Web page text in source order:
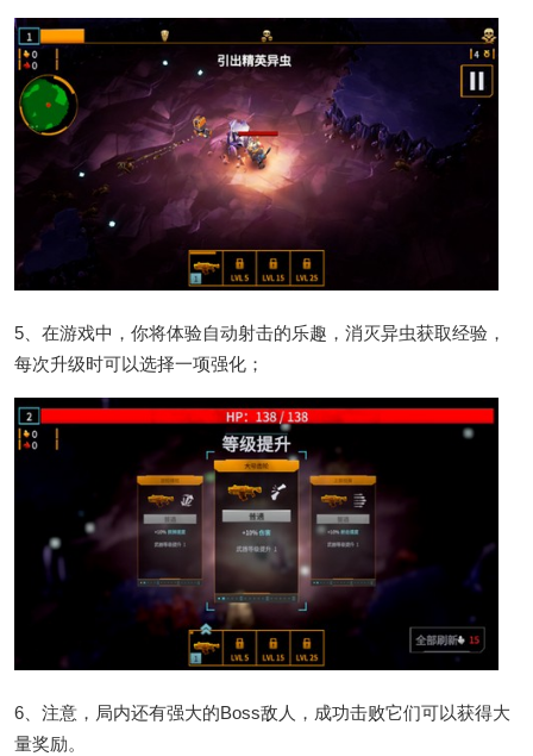
5、在游戏中，你将体验自动射击的乐趣，消灭异虫获取经验，
每次升级时可以选择一项强化；
6、注意，局内还有强大的Boss敌人，成功击败它们可以获得大
量奖励。